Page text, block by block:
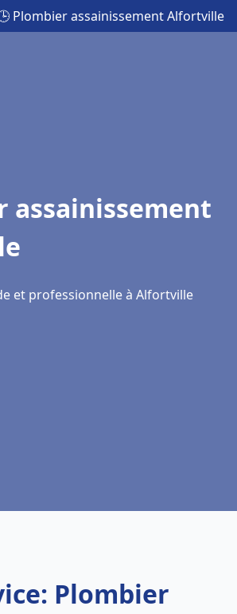
Plombier assainissement Alfortville
assainissement
et professionnelle à Alfortville
Plombier